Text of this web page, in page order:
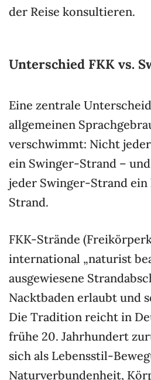
der Reise konsultieren.
Unterschied FKK vs.
Eine zentrale
allgemeinen
verschwimmt: Nicht
ein Swinger-Strand –
jeder Swinger-Strand ein
Strand.
FKK-Strände
international „naturist
ausgewiesene
Nacktbaden erlaubt und
Die Tradition reicht in
frühe 20. Jahrhundert
sich als Lebensstil-
Naturverbundenheit,